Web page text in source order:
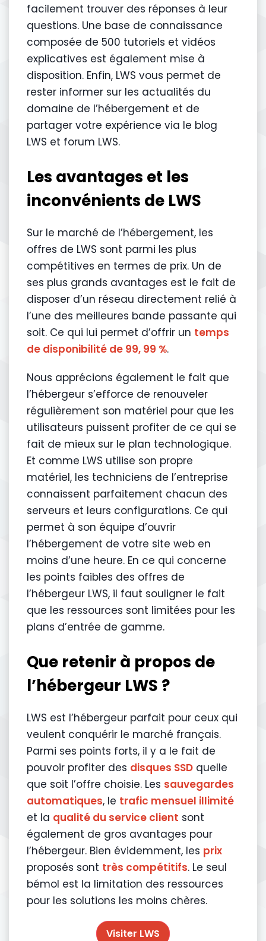
facilement trouver des réponses à leur
questions. Une base de connaissance
composée de 500 tutoriels et vidéos
explicatives est également mise à
disposition. Enfin, LWS vous permet de
rester informer sur les actualités du
domaine de l’hébergement et de
partager votre expérience via le blog
LWS et forum LWS.
Les avantages et les
inconvénients de LWS
Sur le marché de l’hébergement, les
offres de LWS sont parmi les plus
compétitives en termes de prix. Un de
ses plus grands avantages est le fait de
disposer d’un réseau directement relié à
l’une des meilleures bande passante qui
soit. Ce qui lui permet d’offrir un temps
de disponibilité de 99, 99 %.
Nous apprécions également le fait que
l’hébergeur s’efforce de renouveler
régulièrement son matériel pour que les
utilisateurs puissent profiter de ce qui se
fait de mieux sur le plan technologique.
Et comme LWS utilise son propre
matériel, les techniciens de l’entreprise
connaissent parfaitement chacun des
serveurs et leurs configurations. Ce qui
permet à son équipe d’ouvrir
l’hébergement de votre site web en
moins d’une heure. En ce qui concerne
les points faibles des offres de
l’hébergeur LWS, il faut souligner le fait
que les ressources sont limitées pour les
plans d’entrée de gamme.
Que retenir à propos de
l’hébergeur LWS ?
LWS est l’hébergeur parfait pour ceux qui
veulent conquérir le marché français.
Parmi ses points forts, il y a le fait de
pouvoir profiter des disques SSD quelle
que soit l’offre choisie. Les sauvegardes
automatiques, le trafic mensuel illimité
et la qualité du service client sont
également de gros avantages pour
l’hébergeur. Bien évidemment, les prix
proposés sont très compétitifs. Le seul
bémol est la limitation des ressources
pour les solutions les moins chères.
Visiter LWS